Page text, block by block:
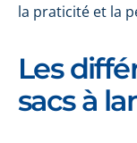
la praticité et la
Les
sacs à